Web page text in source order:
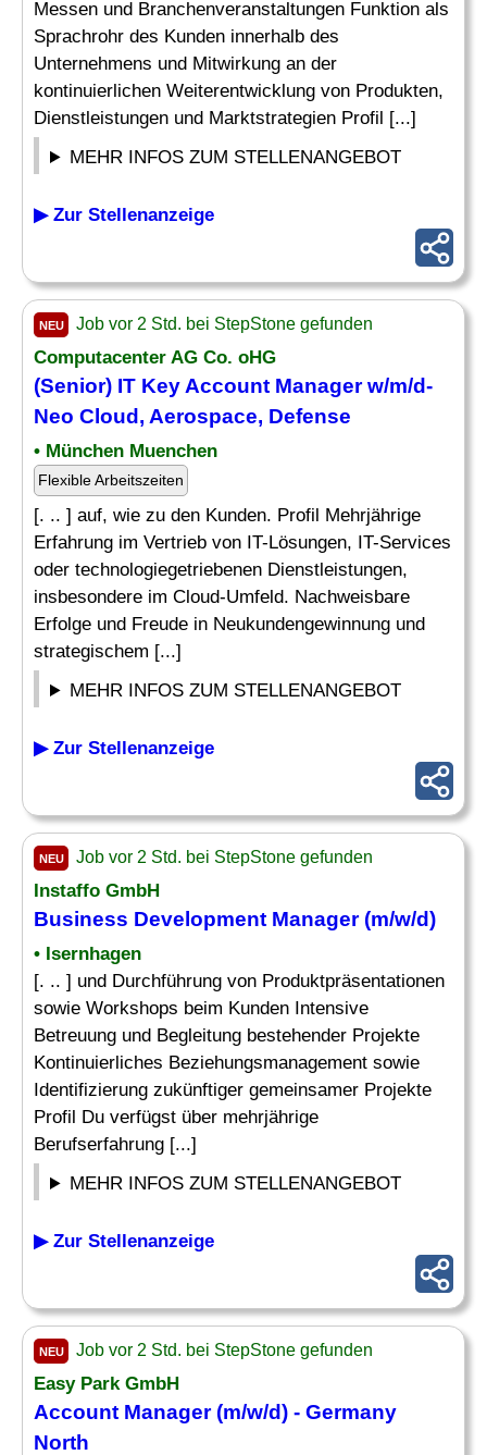
Messen und Branchenveranstaltungen Funktion als
Sprachrohr des Kunden innerhalb des
Unternehmens und Mitwirkung an der
kontinuierlichen Weiterentwicklung von Produkten,
Dienstleistungen und Marktstrategien Profil [...]
MEHR INFOS ZUM STELLENANGEBOT
▶ Zur Stellenanzeige
NEU Job vor 2 Std. bei StepStone gefunden
Computacenter AG Co. oHG
(Senior) IT Key Account Managerw/m/d-
Neo Cloud, Aerospace, Defense
• München Muenchen
Flexible Arbeitszeiten
[. .. ] auf, wie zu den Kunden. Profil Mehrjährige
Erfahrung im Vertrieb von IT-Lösungen, IT-Services
oder technologiegetriebenen Dienstleistungen,
insbesondere im Cloud-Umfeld. Nachweisbare
Erfolge und Freude in Neukundengewinnung und
strategischem [...]
MEHR INFOS ZUM STELLENANGEBOT
▶ Zur Stellenanzeige
NEU Job vor 2 Std. bei StepStone gefunden
Instaffo GmbH
Business Development Manager(m/w/d)
• Isernhagen
[. .. ] und Durchführung von Produktpräsentationen
sowie Workshops beim Kunden Intensive
Betreuung und Begleitung bestehender Projekte
Kontinuierliches Beziehungsmanagement sowie
Identifizierung zukünftiger gemeinsamer Projekte
Profil Du verfügst über mehrjährige
Berufserfahrung [...]
MEHR INFOS ZUM STELLENANGEBOT
▶ Zur Stellenanzeige
NEU Job vor 2 Std. bei StepStone gefunden
Easy Park GmbH
Account Manager(m/w/d) - Germany
North